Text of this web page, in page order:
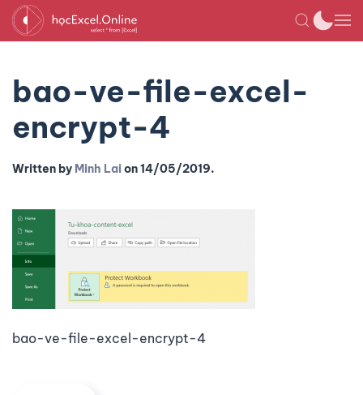
bao-ve-file-excel-
encrypt-4
Written by Minh Laion14/05/2019.
bao-ve-file-excel-encrypt-4